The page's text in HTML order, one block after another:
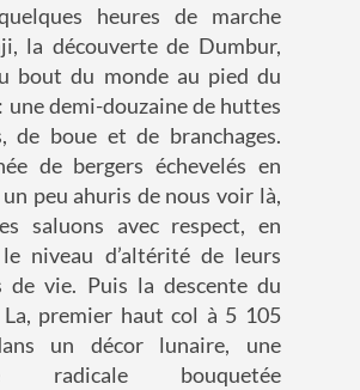
heures de marche
la découverte de Dumbur,
bout du monde au pied du
une demi-douzaine de huttes
de boue et de branchages.
de bergers échevelés en
peu ahuris de nous voir là,
saluons avec respect, en
niveau d’altérité de leurs
de vie. Puis la descente du
La, premier haut col à 5 105
un décor lunaire, une
radicale bouquetée